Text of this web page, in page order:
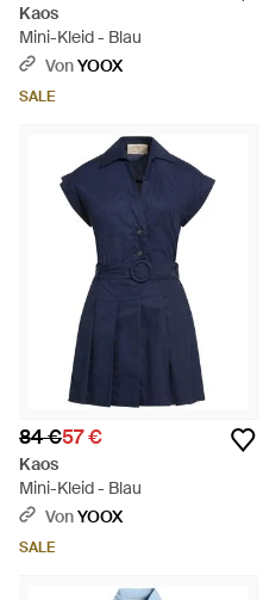
Kaos
Mini-Kleid - Blau
VonYOOX
SALE
84 €57 €
Kaos
Mini-Kleid - Blau
VonYOOX
SALE